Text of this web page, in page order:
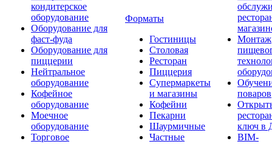
кондитерское
оборудование
Оборудование для
фаст-фуда
Оборудование для
пиццерии
Нейтральное
оборудование
Кофейное
оборудование
Моечное
оборудование
Торговое
Форматы
Гостиницы
Столовая
Ресторан
Пиццерия
Супермаркеты
и магазины
Кофейни
Пекарни
Шаурмичные
Частные
Монтаж
поваров
ключ в
BIM-